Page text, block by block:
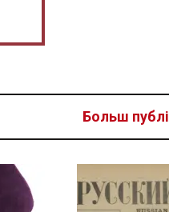
Больш